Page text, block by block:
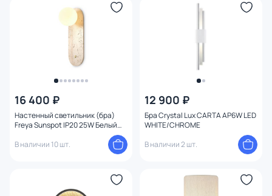
16 400 ₽
Настенный светильник (бра)
Freya Sunspot IP20 25W Белый
В наличии 10 шт.
12 900 ₽
Бра Crystal Lux CARTA AP6W LED
WHITE/CHROME
В наличии 2 шт.